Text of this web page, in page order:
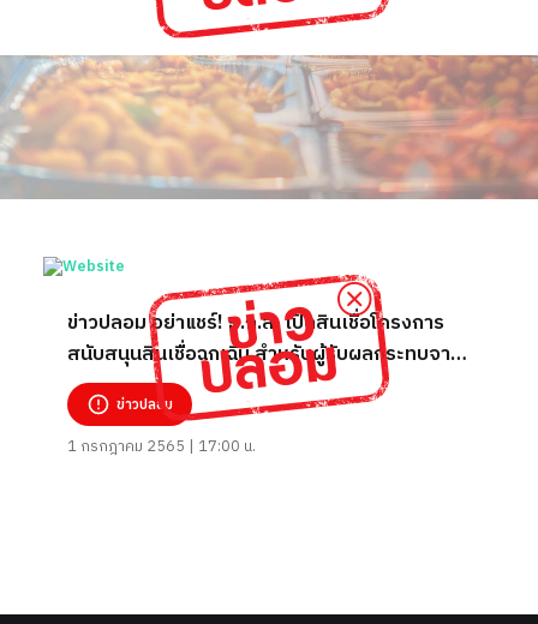
ข่าวปลอม อย่าแชร์! ธ.ก.ส. เปิดสินเชื่อโครงการ
สนับสนุนสินเชื่อฉุกเฉิน สำหรับผู้รับผลกระทบจาก
โควิด 19 จำนวน 50,000 - 100,000 บาท
ข่าวปลอม
1 กรกฎาคม 2565 | 17:00 น.